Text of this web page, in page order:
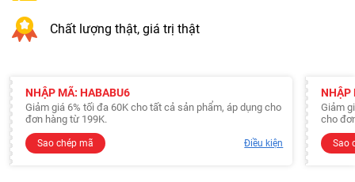
Chất lượng thật, giá trị thật
NHẬP MÃ: HABABU6
Giảm giá 6% tối đa 60K cho tất cả sản phẩm, áp dụng cho
đơn hàng từ 199K.
Sao chép mã Điều kiện
NHẬP
Giảm
cho
Sao